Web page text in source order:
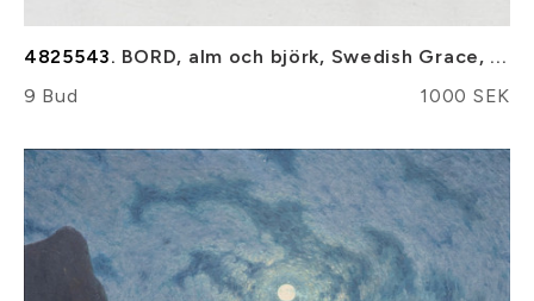
4825543. BORD, alm och björk, Swedish Grace, ...
9 Bud
1000 SEK